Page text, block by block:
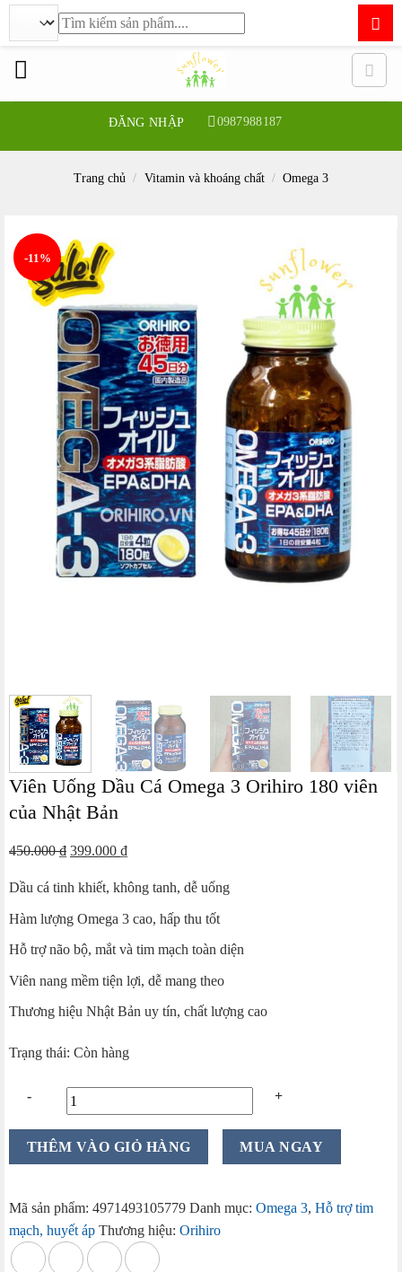
ĐĂNG NHẬP 0987988187
Tìm
kiếm:
Trang chủ / Vitamin và khoáng chất / Omega 3
-11%
Viên Uống Dầu Cá Omega 3 Orihiro 180 viên
của Nhật Bản
450.000₫ Giá
là:
450.000 ₫.
399.000 ₫Giá
tại
là:
Dầu cá tinh khiết, không tanh, dễ uống
Hàm lượng Omega 3 cao, hấp thu tốt
Hỗ trợ não bộ, mắt và tim mạch toàn diện
Viên nang mềm tiện lợi, dễ mang theo
Thương hiệu Nhật Bản uy tín, chất lượng cao
Trạng thái: Còn hàng
Cá
Orihiro
THÊM VÀO GIỎ HÀNG MUA NGAY
Mã sản phẩm: 4971493105779 Danh mục: Omega 3, Hỗ trợ tim
mạch, huyết áp Thương hiệu: Orihiro